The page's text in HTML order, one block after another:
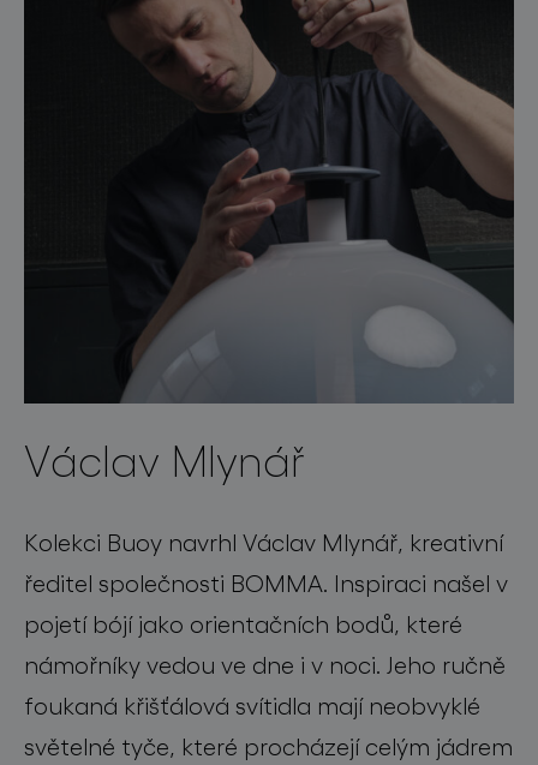
Václav Mlynář
Kolekci Buoy navrhl Václav Mlynář, kreativní
ředitel společnosti BOMMA. Inspiraci našel v
pojetí bójí jako orientačních bodů, které
námořníky vedou ve dne i v noci. Jeho ručně
foukaná křišťálová svítidla mají neobvyklé
světelné tyče, které procházejí celým jádrem